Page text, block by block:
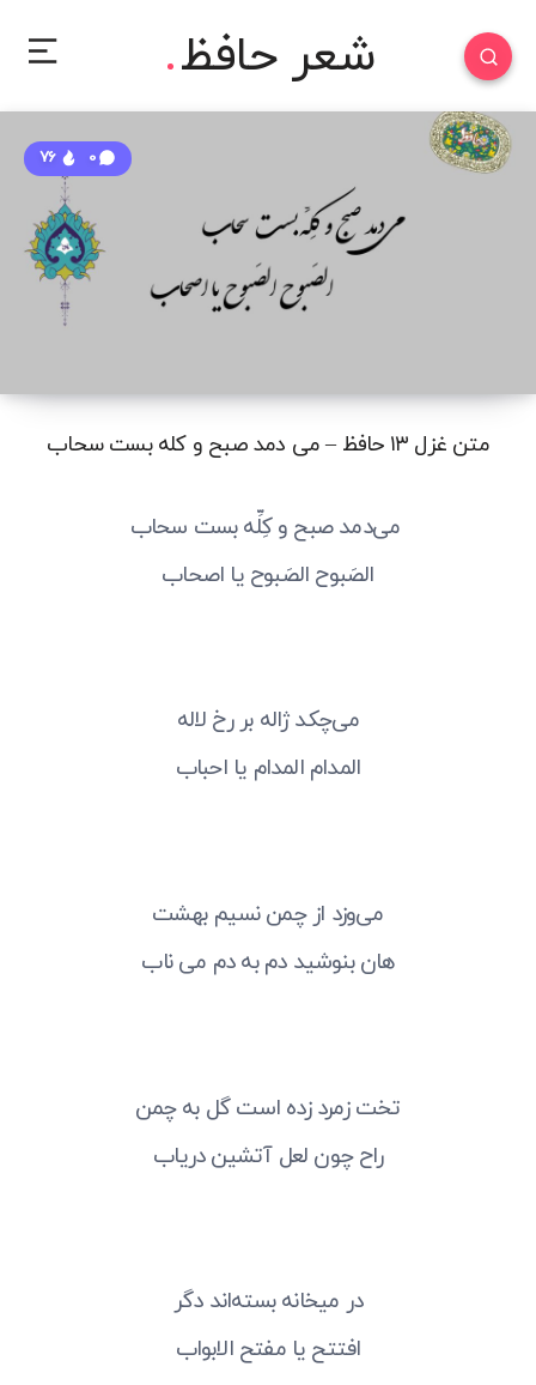
شعر حافظ
متن غزل ۱۳ حافظ – می دمد صبح و کله بست سحاب
0
76
می‌دمد صبح و کِلِّه بست سحاب
الصَبوح الصَبوح یا اصحاب
می‌چکد ژاله بر رخ لاله
المدام المدام یا احباب
می‌وزد از چمن نسیم بهشت
هان بنوشید دم به دم می ناب
تخت زمرد زده است گل به چمن
راح چون لعل آتشین دریاب
در میخانه بسته‌اند دگر
افتتح یا مفتح الابواب